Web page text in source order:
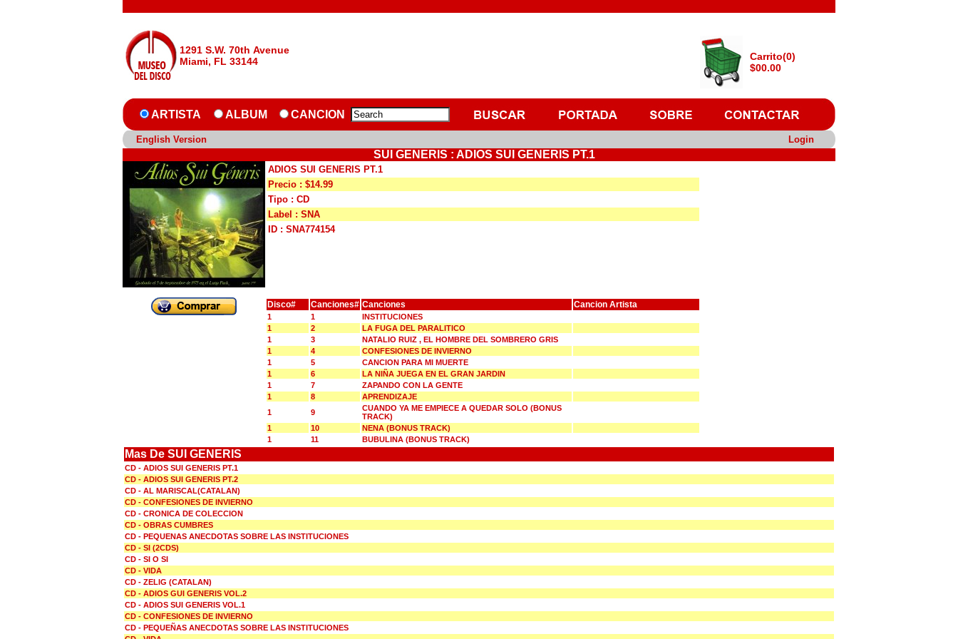
1291 S.W. 70th Avenue
Miami, FL 33144
Carrito(0)
$00.00
ARTISTA ALBUM CANCION
English Version Login
SUI GENERIS : ADIOS SUI GENERIS PT.1
ADIOS SUI GENERIS PT.1
Precio : $14.99
Tipo : CD
Label : SNA
ID : SNA774154
Disco# Canciones# Canciones Cancion Artista
1 1
INSTITUCIONES
1
2
LA FUGA DEL PARALITICO
1
3
NATALIO RUIZ , EL HOMBRE DEL SOMBRERO GRIS
1
4
CONFESIONES DE INVIERNO
1
5
CANCION PARA MI MUERTE
1
6
LA NIÑA JUEGA EN EL GRAN JARDIN
1
7
ZAPANDO CON LA GENTE
1
8
APRENDIZAJE
1
9
CUANDO YA ME EMPIECE A QUEDAR SOLO (BONUS
TRACK)
1
10
NENA (BONUS TRACK)
1
11 BUBULINA (BONUS TRACK)
Mas De SUI GENERIS
CD - ADIOS SUI GENERIS PT.1
CD - ADIOS SUI GENERIS PT.2
CD - AL MARISCAL(CATALAN)
CD - CONFESIONES DE INVIERNO
CD - CRONICA DE COLECCION
CD - OBRAS CUMBRES
CD - PEQUENAS ANECDOTAS SOBRE LAS INSTITUCIONES
CD - SI (2CDS)
CD - SI O SI
CD - VIDA
CD - ZELIG (CATALAN)
CD - ADIOS GUI GENERIS VOL.2
CD - ADIOS SUI GENERIS VOL.1
CD - CONFESIONES DE INVIERNO
CD - PEQUEÑAS ANECDOTAS SOBRE LAS INSTITUCIONES